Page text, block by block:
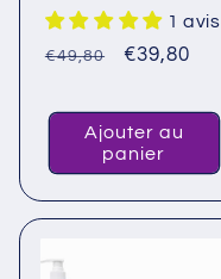
TEINT, ANTI-TACHES
D’HYPERPIMENTATI
ON.
1 avis
Prix
€49,80
Prix
€39,80
Ajouter au
panier